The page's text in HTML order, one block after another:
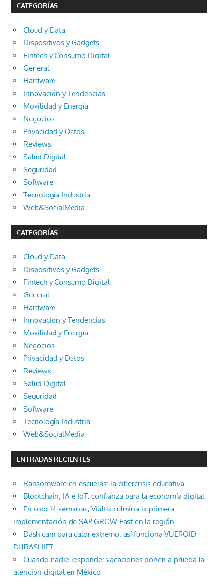
CATEGORÍAS
Cloud y Data
Dispositivos y Gadgets
Fintech y Consumo Digital
General
Hardware
Innovación y Tendencias
Movilidad y Energía
Negocios
Privacidad y Datos
Reviews
Salud Digital
Seguridad
Software
Tecnología Industrial
Web&SocialMedia
CATEGORÍAS
Cloud y Data
Dispositivos y Gadgets
Fintech y Consumo Digital
General
Hardware
Innovación y Tendencias
Movilidad y Energía
Negocios
Privacidad y Datos
Reviews
Salud Digital
Seguridad
Software
Tecnología Industrial
Web&SocialMedia
ENTRADAS RECIENTES
Ransomware en escuelas: la cibercrisis educativa
Blockchain, IA e IoT: confianza para la economía digital
En solo 14 semanas, Vialtis culmina la primera
implementación de SAP GROW Fast en la región
Dash cam para calor extremo: así funciona VUEROID
DURASHIFT
Cuando nadie responde: vacaciones ponen a prueba la
atención digital en México